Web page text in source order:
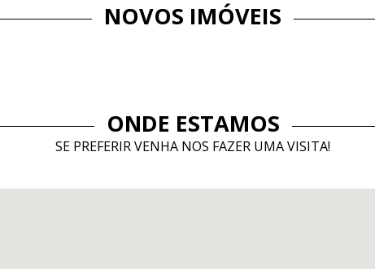
NOVOS IMÓVEIS
ONDE ESTAMOS
SE PREFERIR VENHA NOS FAZER UMA VISITA!